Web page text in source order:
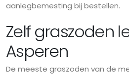
aanlegbemesting bij bestellen.
Zelf graszoden
Asperen
De meeste graszoden van de